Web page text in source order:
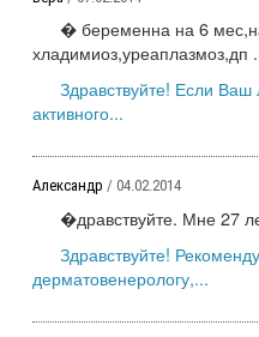
� беременна на 6
хладимиоз,уреаплазмоз,дп
Здравствуйте! Если
активного...
Александр / 04.02.2014
�дравствуйте. Мне 27
Здравствуйте!
дерматовенерологу,...